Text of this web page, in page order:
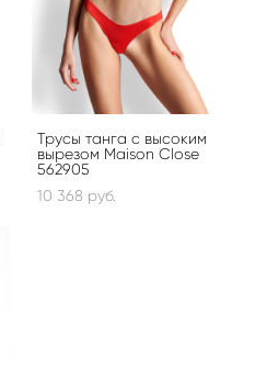
Трусы танга с высоким
вырезом Maison Close
562905
10 368 pуб.